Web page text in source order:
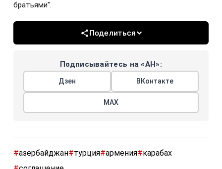
братьями".
Поделиться
Подписывайтесь на «АН»:
Дзен ВКонтакте
МАХ
#азербайджан#турция#армения#карабах